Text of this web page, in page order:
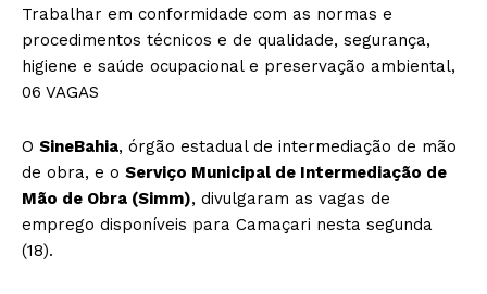
Trabalhar em conformidade com as normas e
procedimentos técnicos e de qualidade, segurança,
higiene e saúde ocupacional e preservação ambiental,
06 VAGAS
O SineBahia, órgão estadual de intermediação de mão
de obra, e o Serviço Municipal de Intermediação de
Mão de Obra (Simm), divulgaram as vagas de
emprego disponíveis para Camaçari nesta segunda
(18).